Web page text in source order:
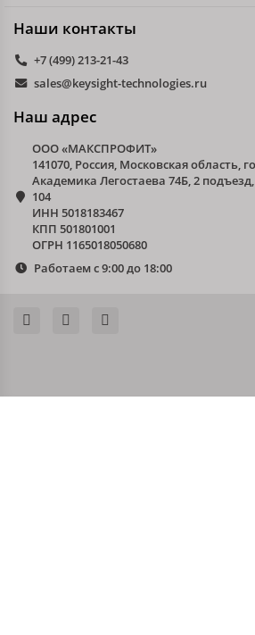
Наши контакты
+7 (499) 213-21-43
sales@keysight-technologies.ru
Наш адрес
ООО «МАКСПРОФИТ»
141070, Россия, Московская область,
Академика Легостаева 74Б, 2
104
ИНН 5018183467
КПП 501801001
ОГРН 1165018050680
Работаем с 9:00 до 18:00